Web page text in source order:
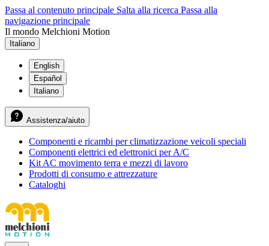
Passa al contenuto principale Salta alla ricerca Passa alla
navigazione principale
Il mondo Melchioni Motion
Italiano
English
Español
Italiano
Assistenza/aiuto
Componenti e ricambi per climatizzazione veicoli speciali
Componenti elettrici ed elettronici per A/C
Kit AC movimento terra e mezzi di lavoro
Prodotti di consumo e attrezzature
Cataloghi